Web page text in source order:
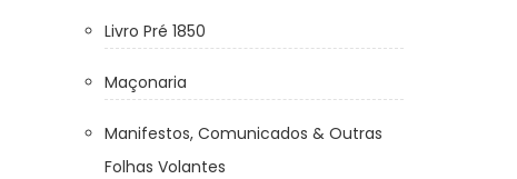
Livro Pré 1850
Maçonaria
Manifestos, Comunicados & Outras
Folhas Volantes